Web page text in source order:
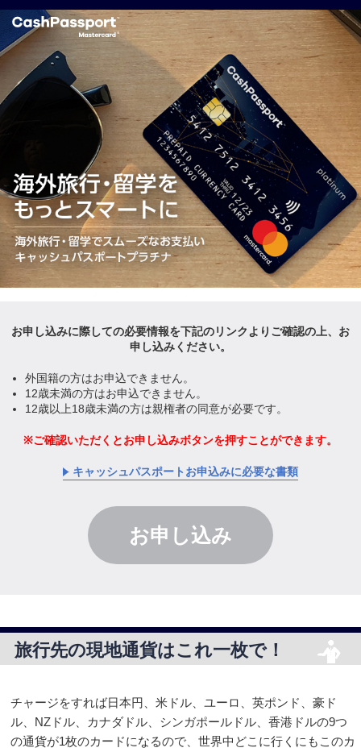
お申し込みに際しての必要情報を下記のリンクより ご確認の上、お
申し込みください。
外国籍の方はお申込できません。
12歳未満の方はお申込できません。
12歳以上18歳未満の方は親権者の同意が必要です。
ご確認いただくとお申し込みボタンを押すことができます。
キャッシュパスポートお申込みに必要な書類
お申し込み
旅行先の現地通貨はこれ一枚で！
チャージをすれば日本円、米ドル、ユーロ、英ポンド、豪ド
ル、NZドル、カナダドル、シンガポールドル、香港ドルの9つ
の通貨が1枚のカードになるので、世界中どこに行くにもこのカ